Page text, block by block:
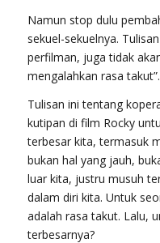
Namun stop dulu
sekuel-sekuelnya.
perfilman, juga tidak
mengalahkan rasa takut”.
Tulisan ini tentang
kutipan di film Rocky
terbesar kita, termasuk
bukan hal yang jauh,
luar kita, justru musuh
dalam diri kita. Untuk
adalah rasa takut. Lalu,
terbesarnya?